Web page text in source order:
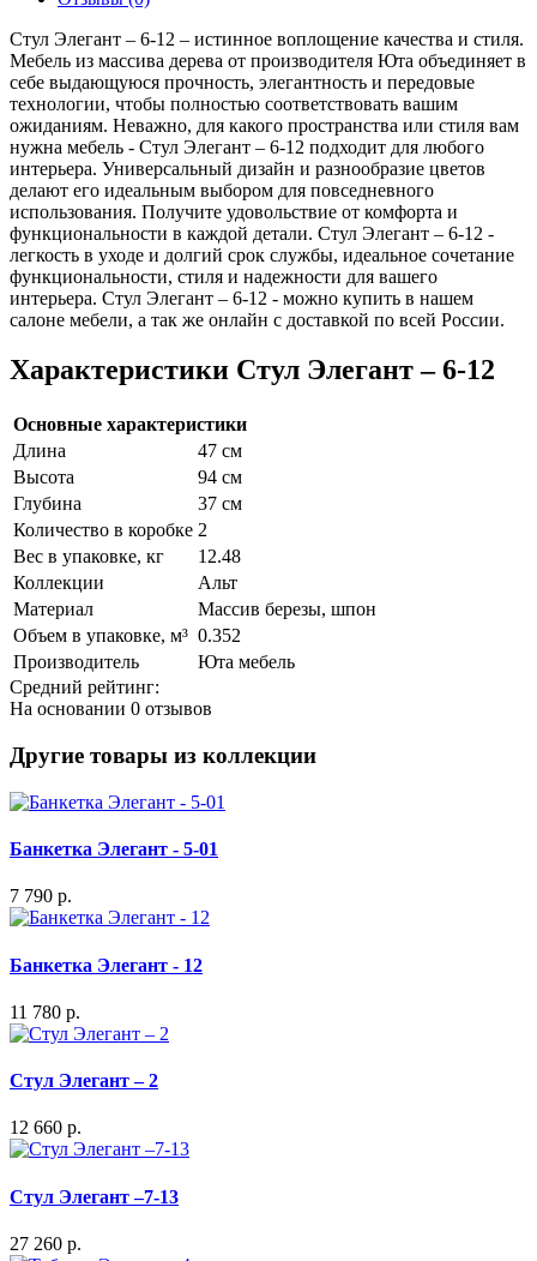
Стул Элегант – 6-12 – истинное воплощение качества и стиля.
Мебель из массива дерева от производителя Юта объединяет в
себе выдающуюся прочность, элегантность и передовые
технологии, чтобы полностью соответствовать вашим
ожиданиям. Неважно, для какого пространства или стиля вам
нужна мебель - Стул Элегант – 6-12 подходит для любого
интерьера. Универсальный дизайн и разнообразие цветов
делают его идеальным выбором для повседневного
использования. Получите удовольствие от комфорта и
функциональности в каждой детали. Стул Элегант – 6-12 -
легкость в уходе и долгий срок службы, идеальное сочетание
функциональности, стиля и надежности для вашего
интерьера. Стул Элегант – 6-12 - можно купить в нашем
салоне мебели, а так же онлайн с доставкой по всей России.
Характеристики Стул Элегант – 6-12
Основные характеристики
Длина
47 см
Высота
94 см
Глубина
37 см
Количество в коробке 2
Вес в упаковке, кг
12.48
Коллекции
Альт
Материал
Массив березы, шпон
Объем в упаковке, м³ 0.352
Производитель
Юта мебель
Средний рейтинг:
На основании 0 отзывов
Другие товары из коллекции
Банкетка Элегант - 5-01
7 790 р.
Банкетка Элегант - 12
11 780 р.
Стул Элегант – 2
12 660 р.
Стул Элегант –7-13
27 260 р.